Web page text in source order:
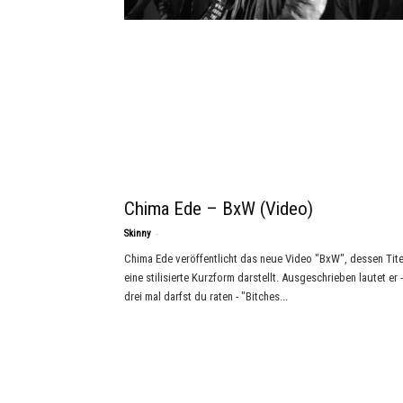
Chima Ede – BxW (Video)
Skinny -
Chima Ede veröffentlicht das neue Video "BxW", dessen
eine stilisierte Kurzform darstellt. Ausgeschrieben lautet er -
drei mal darfst du raten - "Bitches...